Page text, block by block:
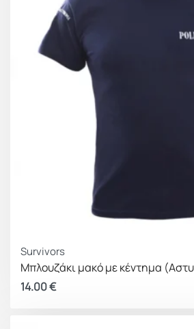
Survivors
Μπλουζάκι μακό με κέντημα
14.00€